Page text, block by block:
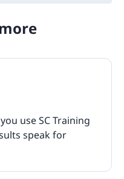
use SC Training
speak for